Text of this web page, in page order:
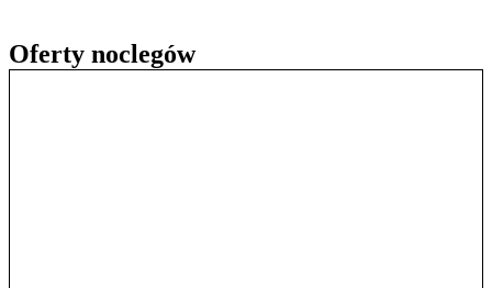
Oferty noclegów